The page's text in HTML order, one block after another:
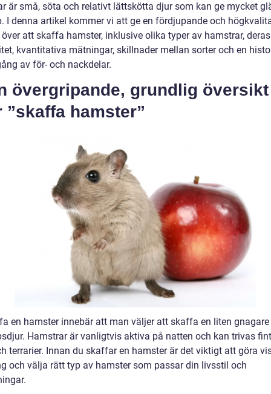
är små, söta och relativt lättskötta djur som kan ge mycket
I denna artikel kommer vi att ge en fördjupande och
att skaffa hamster, inklusive olika typer av hamstrar, deras
kvantitativa mätningar, skillnader mellan sorter och en
av för- och nackdelar.
övergripande, grundlig översikt
”skaffa hamster”
en hamster innebär att man väljer att skaffa en liten
Hamstrar är vanligtvis aktiva på natten och kan trivas
terrarier. Innan du skaffar en hamster är det viktigt att göra
och välja rätt typ av hamster som passar din livsstil och